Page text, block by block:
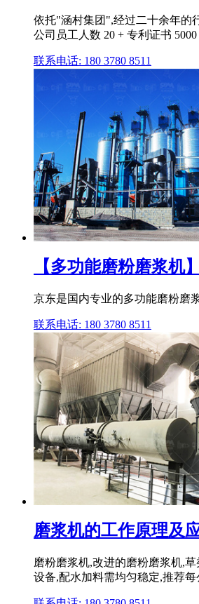
依托"涵村集团",经过二十余年的
公司员工人数 20 + 专利证书
联系电话: 180 3780 8511
【多功能磨粉磨浆机
京东是国内专业的多功能磨粉磨
联系电话: 180 3780 8511
磨浆机的工作原理及
磨粉磨浆机,改进的磨粉磨浆机,
设备,配水加料需均匀稳定,推荐